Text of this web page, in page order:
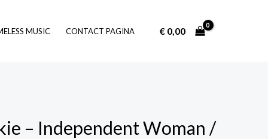
MUSIC CONTACT PAGINA €0,00
– Independent Woman /